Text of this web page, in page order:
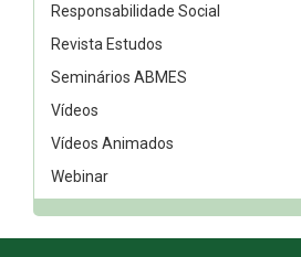
Responsabilidade Social
Revista Estudos
Seminários ABMES
Vídeos
Vídeos Animados
Webinar